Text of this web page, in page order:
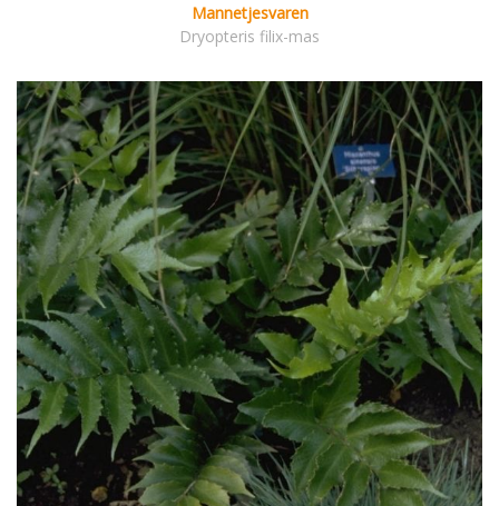
Mannetjesvaren
Dryopteris filix-mas